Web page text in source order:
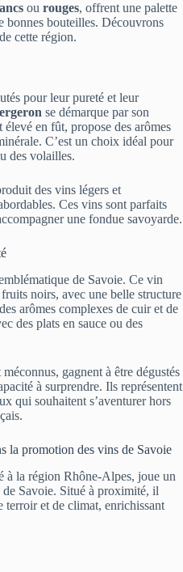
ou rouges, offrent une palette
bonnes bouteilles. Découvrons
cette région.
pour leur pureté et leur
se démarque par son
en fût, propose des arômes
C’est un choix idéal pour
des volailles.
des vins légers et
Ces vins sont parfaits
une fondue savoyarde.
de Savoie. Ce vin
noirs, avec une belle structure
arômes complexes de cuir et de
des plats en sauce ou des
gagnent à être dégustés
à surprendre. Ils représentent
qui souhaitent s’aventurer hors
la promotion des vins de Savoie
à la région Rhône-Alpes, joue un
de Savoie. Situé à proximité, il
terroir et de climat, enrichissant